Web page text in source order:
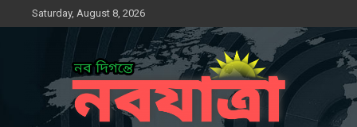
to
Saturday, August 8, 2026